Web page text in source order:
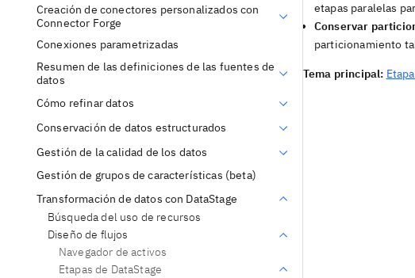
Creación de conectores personalizados con
Connector Forge
Conexiones parametrizadas
Resumen de las definiciones de las fuentes de
datos
Cómo refinar datos
Conservación de datos estructurados
Gestión de la calidad de los datos
Gestión de grupos de características (beta)
Transformación de datos con DataStage
Búsqueda del uso de recursos
Diseño de flujos
Navegador de activos
Etapas de DataStage
etapas paralelas
Conservar
particionamiento
Tema principal: